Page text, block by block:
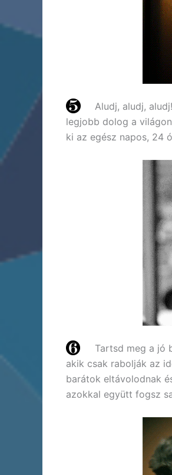
Aludj, aludj,
legjobb dolog a
ki az egész napos, 24
Tartsd meg a jó
akik csak rabolják az
barátok eltávolodnak
azokkal együtt fogsz